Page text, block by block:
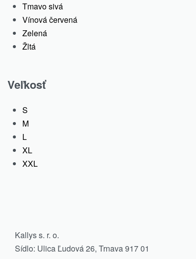
Tmavo sivá
Vínová červená
Zelená
Žltá
Veľkosť
S
M
L
XL
XXL
24.00
Kallys s. r. o.
Sídlo: Ulica Ľudová 26, Trnava 917 01